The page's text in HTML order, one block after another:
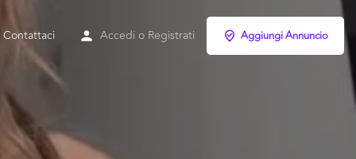
Contattaci Accedi o Registrati Aggiungi Annuncio